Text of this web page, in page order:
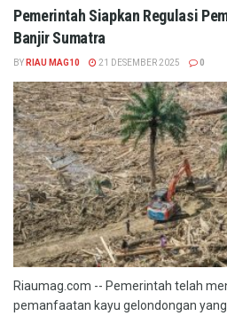
Pemerintah Siapkan Regulasi
Banjir Sumatra
BY RIAU MAG10 21 DESEMBER 2025 0
Riaumag.com -- Pemerintah telah
pemanfaatan kayu gelondongan